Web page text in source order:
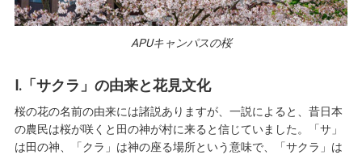
APUキャンパスの桜
Ⅰ.「サクラ」の由来と花見文化
桜の花の名前の由来には諸説ありますが、一説によると、昔日本
の農民は桜が咲くと田の神が村に来ると信じていました。「サ」
は田の神、「クラ」は神の座る場所という意味で、「サクラ」は